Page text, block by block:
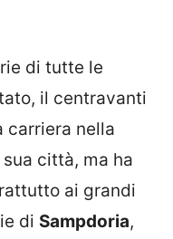
di tutte le
il centravanti
carriera nella
città, ma ha
ai grandi
di Sampdoria,